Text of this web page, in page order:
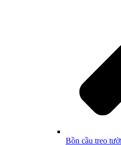
Bồn cầu treo